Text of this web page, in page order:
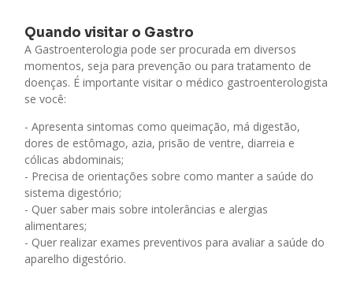
Quando visitar o Gastro
A Gastroenterologia pode ser procurada em diversos
momentos, seja para prevenção ou para tratamento de
doenças. É importante visitar o médico gastroenterologista
se você:
- Apresenta sintomas como queimação, má digestão,
dores de estômago, azia, prisão de ventre, diarreia e
cólicas abdominais;
- Precisa de orientações sobre como manter a saúde do
sistema digestório;
- Quer saber mais sobre intolerâncias e alergias
alimentares;
- Quer realizar exames preventivos para avaliar a saúde do
aparelho digestório.